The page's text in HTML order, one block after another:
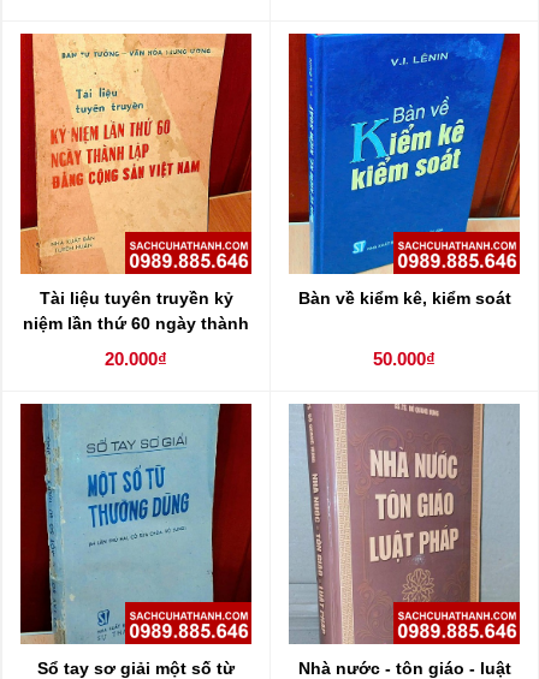
Tài liệu tuyên truyền kỷ
niệm lần thứ 60 ngày thành
lập Đảng Cộng Sản Việt
20.000₫
Bàn về kiểm kê, kiểm soát
50.000₫
Sổ tay sơ giải một số từ
Nhà nước - tôn giáo - luật